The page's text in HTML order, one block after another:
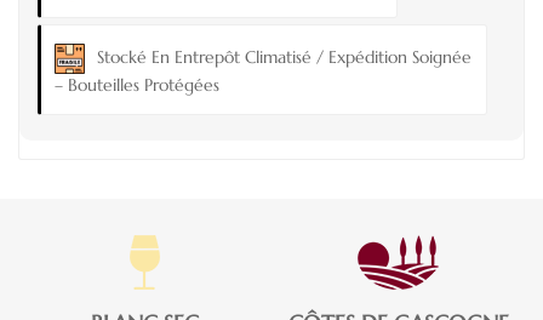
Stocké En Entrepôt Climatisé / Expédition Soignée
– Bouteilles Protégées